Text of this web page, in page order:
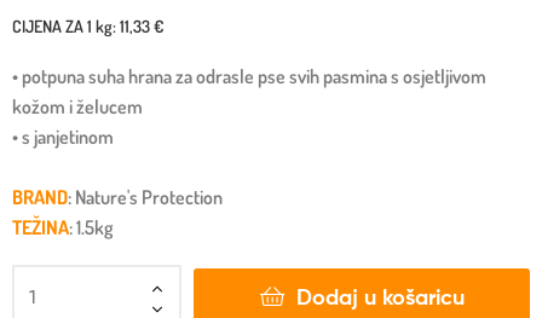
CIJENA ZA1 kg:11,33 €
• potpuna suha hrana za odrasle pse svih pasmina s osjetljivom
kožom i želucem
• s janjetinom
BRAND: Nature's Protection
TEŽINA: 1.5kg
Dodaj u košaricu